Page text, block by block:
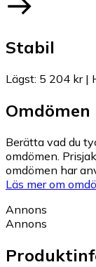
Stabil
Lägst: 5 204 kr|
Omdömen
Berätta vad du
omdömen.
omdömen har
Läs mer om
Annons
Annons